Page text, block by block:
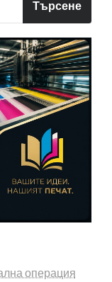
Търсене
операция